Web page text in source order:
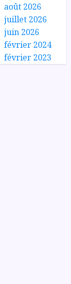
août 2026
juillet 2026
juin 2026
février 2024
février 2023